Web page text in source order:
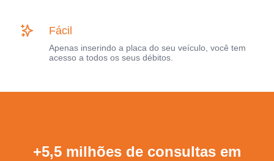
Fácil
Apenas inserindo a placa do seu veículo, você tem
acesso a todos os seus débitos.
+5,5 milhões de consultas em